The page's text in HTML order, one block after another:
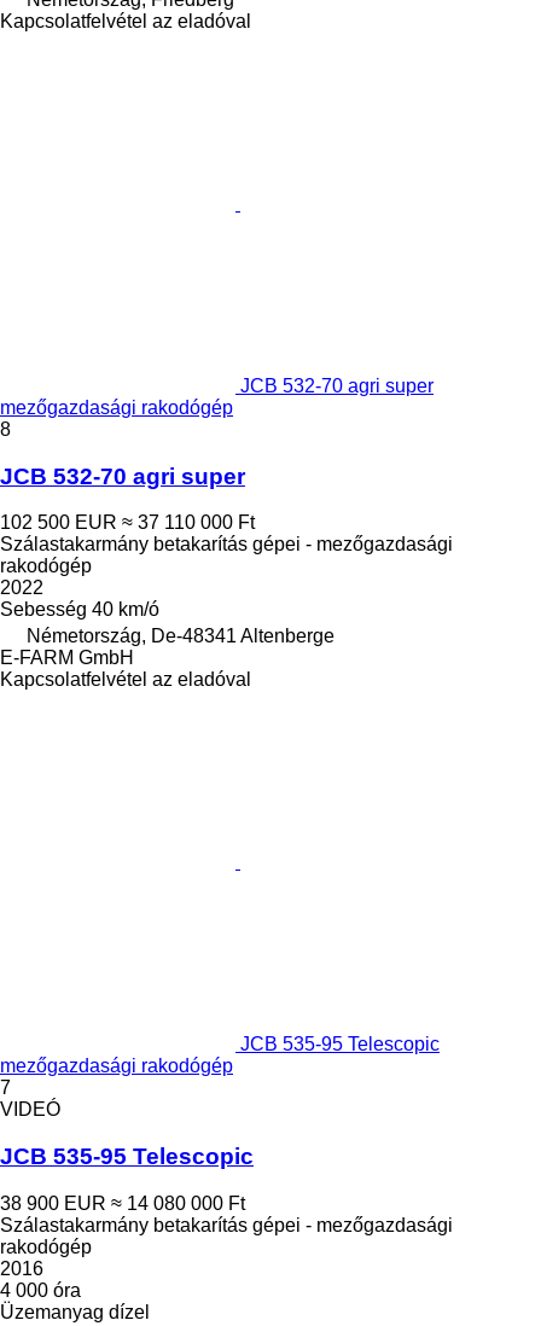
Kapcsolatfelvétel az eladóval
JCB 532-70 agri super
mezőgazdasági rakodógép
8
JCB 532-70 agri super
102 500 EUR ≈ 37 110 000 Ft
Szálastakarmány betakarítás gépei - mezőgazdasági
rakodógép
2022
Sebesség 40 km/ó
Németország, De-48341 Altenberge
E-FARM GmbH
Kapcsolatfelvétel az eladóval
JCB 535-95 Telescopic
mezőgazdasági rakodógép
7
VIDEÓ
JCB 535-95 Telescopic
38 900 EUR ≈ 14 080 000 Ft
Szálastakarmány betakarítás gépei - mezőgazdasági
rakodógép
2016
4 000 óra
Üzemanyag dízel